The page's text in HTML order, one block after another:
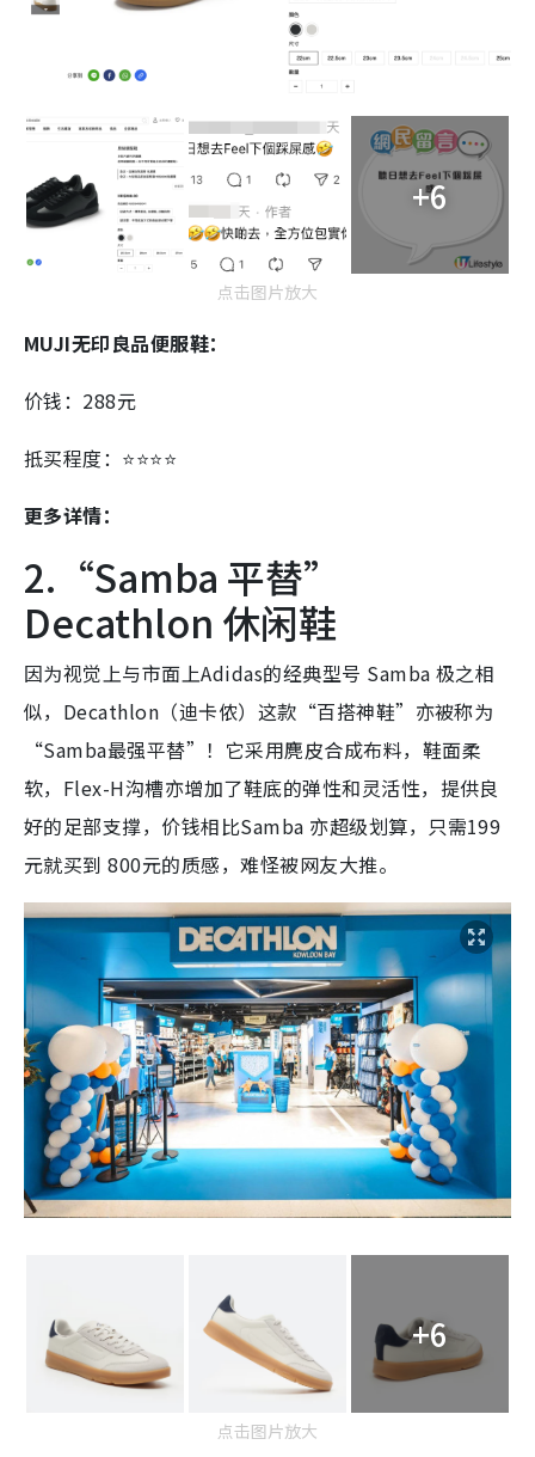
+6
点击图片放大
MUJI无印良品便服鞋：
价钱：288元
抵买程度：⭐⭐⭐⭐
更多详情：
2.“Samba 平替”
Decathlon 休闲鞋
因为视觉上与市面上Adidas的经典型号 Samba 极之相
似，Decathlon（迪卡侬）这款“百搭神鞋”亦被称为
“Samba最强平替”！它采用麂皮合成布料，鞋面柔
软，Flex-H沟槽亦增加了鞋底的弹性和灵活性，提供良
好的足部支撑，价钱相比Samba 亦超级划算，只需199
元就买到 800元的质感，难怪被网友大推。
+6
点击图片放大